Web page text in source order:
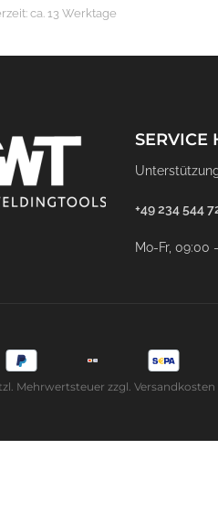
ca. 13 Werktage
SERVICE
+49 234 544
Mo-Fr, 09:00
Mehrwertsteuer zzgl.